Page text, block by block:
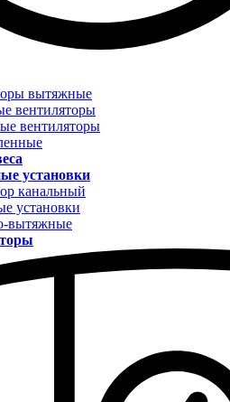
вытяжные
вентиляторы
вентиляторы
установки
канальный
установки
вытяжные